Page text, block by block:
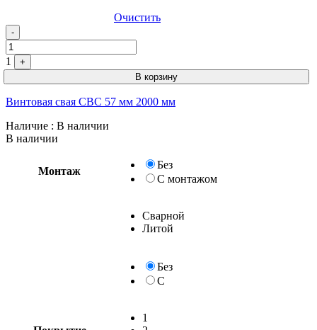
Очистить
-
1
+
В корзину
Винтовая свая СВС 57 мм 2000 мм
Наличие : В наличии
В наличии
Монтаж
Без
С монтажом
Сварной
Литой
Без
С
1